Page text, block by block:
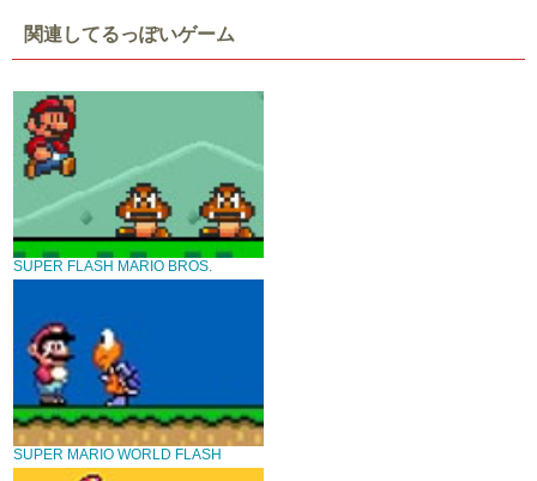
関連してるっぽいゲーム
SUPER FLASH MARIO BROS.
SUPER MARIO WORLD FLASH